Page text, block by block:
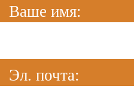
Ваше имя:
Эл. почта: